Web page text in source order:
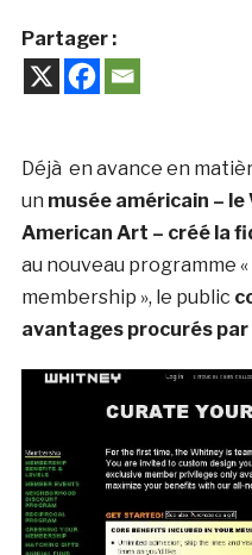
Partager :
Déjà en avance en
un musée américain –
American Art – créé la
au nouveau programme
membership », le public
avantages procurés